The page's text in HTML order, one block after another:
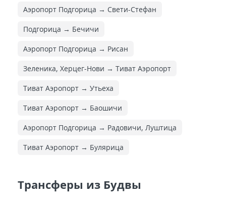
Аэропорт Подгорица → Свети-Стефан
Подгорица → Бечичи
Аэропорт Подгорица → Рисан
Зеленика, Херцег-Нови → Тиват Аэропорт
Тиват Аэропорт → Утьеха
Тиват Аэропорт → Баошичи
Аэропорт Подгорица → Радовичи, Луштица
Тиват Аэропорт → Булярица
Трансферы из Будвы